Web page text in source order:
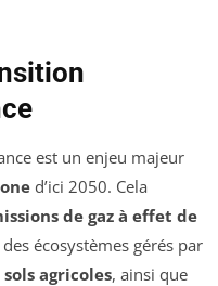
est un enjeu majeur
d’ici 2050. Cela
de gaz à effet de
écosystèmes gérés par
sols agricoles, ainsi que